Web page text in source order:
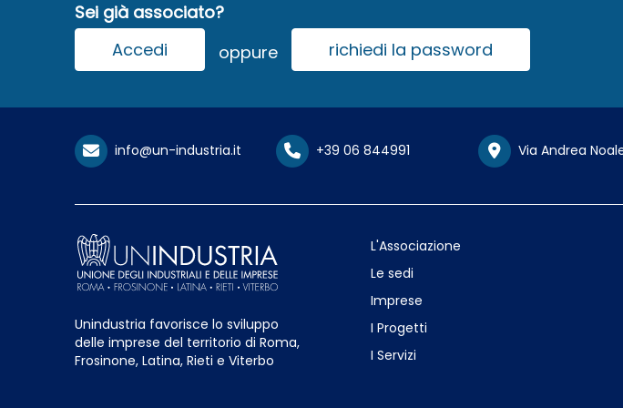
Sei già associato?
Accedi
oppure richiedi la password
info@un-industria.it +39 06 844991 Via Andrea
Unindustria favorisce lo sviluppo
delle imprese del territorio di Roma,
Frosinone, Latina, Rieti e Viterbo
L'Associazione
Le sedi
Imprese
I Progetti
I Servizi